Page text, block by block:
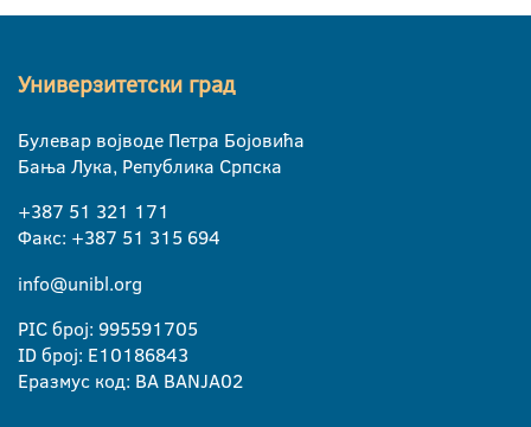
Универзитетски град
Булевар војводе Петра Бојовића
Бања Лука, Република Српска
+387 51 321 171
Факс: +387 51 315 694
info@unibl.org
PIC број: 995591705
ID број: E10186843
Еразмус код: BA BANJA02